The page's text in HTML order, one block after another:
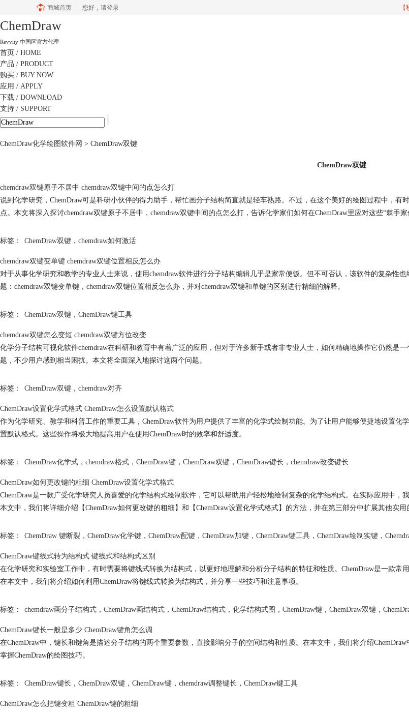
商城首页 您好， 请登录
ChemDraw
Revvity 中国区官方代理
首页 / HOME
产品 / PRODUCT
购买 / BUY NOW
应用 / APPLY
下载 / DOWNLOAD
支持 / SUPPORT
ChemDraw化学绘图软件网 > ChemDraw双键
ChemDraw双键
chemdraw双键原子不居中 chemdraw双键中间的点怎么打
说到化学研究，ChemDraw可是科研小伙伴的得力助手，帮忙画分子结构简直就是轻车熟路。不过，在这个美好的绘图过程中，
点。本文将深入探讨chemdraw双键原子不居中，chemdraw双键中间的点怎么打，告诉化学家们如何在ChemDraw里应对这些“棘手
标签： ChemDraw双键 ， chemdraw如何激活
chemdraw双键变单键 chemdraw双键位置相反怎么办
对于从事化学研究和教学的专业人士来说，使用chemdraw软件进行分子结构编辑几乎是家常便饭。但不可否认，该软件的复杂性
题：chemdraw双键变单键，chemdraw双键位置相反怎么办，并对chemdraw双键和单键的区别进行精细的解释。
标签： ChemDraw双键 ， ChemDraw键工具
chemdraw双键怎么变短 chemdraw双键方位改变
化学分子结构可视化软件chemdraw在科研和教育中有着广泛的应用，但对于许多新手或者非专业人士，如何精确地操作它仍然是
题，不少用户感到相当困扰。本文将全面深入地探讨这两个问题。
标签： ChemDraw双键 ， chemdraw对齐
ChemDraw设置化学式格式 ChemDraw怎么设置默认格式
作为化学研究、教学和科普工作的重要工具，ChemDraw软件为用户提供了丰富的化学式绘制功能。为了让用户能够便捷地设置
置默认格式。这些操作将极大地提高用户在使用ChemDraw时的效率和舒适度。
标签： ChemDraw化学式 ， chemdraw格式 ， ChemDraw键 ， ChemDraw双键 ， ChemDraw键长 ， chemdraw改变键长
ChemDraw如何更改键的粗细 ChemDraw设置化学式格式
ChemDraw是一款广受化学研究人员喜爱的化学结构式绘制软件，它可以帮助用户轻松地绘制复杂的化学结构式。在实际应用中
本文中，我们将详细介绍【ChemDraw如何更改键的粗细】和【ChemDraw设置化学式格式】的方法，并在第三部分中扩展其他实用
标签： ChemDraw 键断裂 ， ChemDraw化学键 ， ChemDraw配键 ， ChemDraw加键 ， ChemDraw键工具 ， ChemDraw绘制实键 ，
ChemDraw键线式转为结构式 键线式和结构式区别
在化学研究和实验室工作中，有时需要将键线式转换为结构式，以更好地理解和分析分子结构的特征和性质。ChemDraw是一款
在本文中，我们将介绍如何利用ChemDraw将键线式转换为结构式，并分享一些技巧和注意事项。
标签： chemdraw画分子结构式 ， ChemDraw画结构式 ， ChemDraw结构式 ， 化学结构式图 ， ChemDraw键 ， ChemDraw双键 ，
ChemDraw键长一般是多少 ChemDraw键角怎么调
在ChemDraw中，键长和键角是描述分子结构的两个重要参数，直接影响分子的空间结构和性质。在本文中，我们将介绍
掌握ChemDraw的绘图技巧。
标签： ChemDraw键长 ， ChemDraw双键 ， ChemDraw键 ， chemdraw调整键长 ， ChemDraw键工具
ChemDraw怎么把键变粗 ChemDraw键的粗细